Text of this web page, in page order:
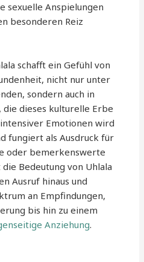
sexuelle Anspielungen
besonderen Reiz
schafft ein Gefühl von
nicht nur unter
sondern auch in
dieses kulturelle Erbe
Emotionen wird
fungiert als Ausdruck für
oder bemerkenswerte
Bedeutung von Uhlala
Ausruf hinaus und
an Empfindungen,
bis hin zu einem
Anziehung.